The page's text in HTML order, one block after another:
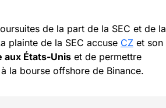
de la part de la SEC et de la
plainte de la SEC accuse CZ et son
aux États-Unis et de permettre
la bourse offshore de Binance.